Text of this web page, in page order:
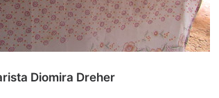
Diomira Dreher